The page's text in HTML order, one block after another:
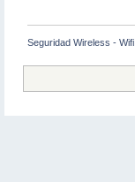
Seguridad Wireless - Wifi